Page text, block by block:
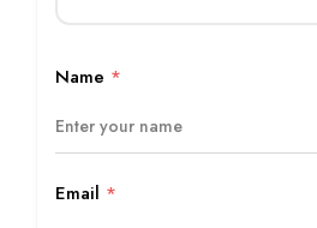
Name *
Email *